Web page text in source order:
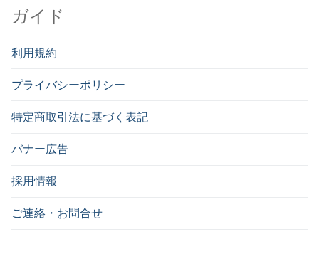
ガイド
利用規約
プライバシーポリシー
特定商取引法に基づく表記
バナー広告
採用情報
ご連絡・お問合せ